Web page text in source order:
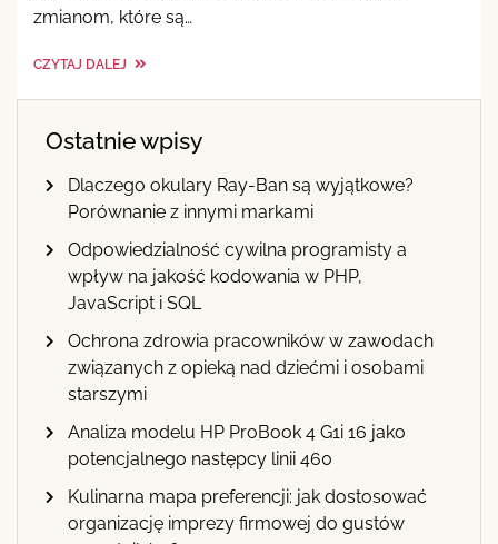
zmianom, które są…
CZYTAJ DALEJ
Ostatnie wpisy
Dlaczego okulary Ray-Ban są wyjątkowe?
Porównanie z innymi markami
Odpowiedzialność cywilna programisty a
wpływ na jakość kodowania w PHP,
JavaScript i SQL
Ochrona zdrowia pracowników w zawodach
związanych z opieką nad dziećmi i osobami
starszymi
Analiza modelu HP ProBook 4 G1i 16 jako
potencjalnego następcy linii 460
Kulinarna mapa preferencji: jak dostosować
organizację imprezy firmowej do gustów